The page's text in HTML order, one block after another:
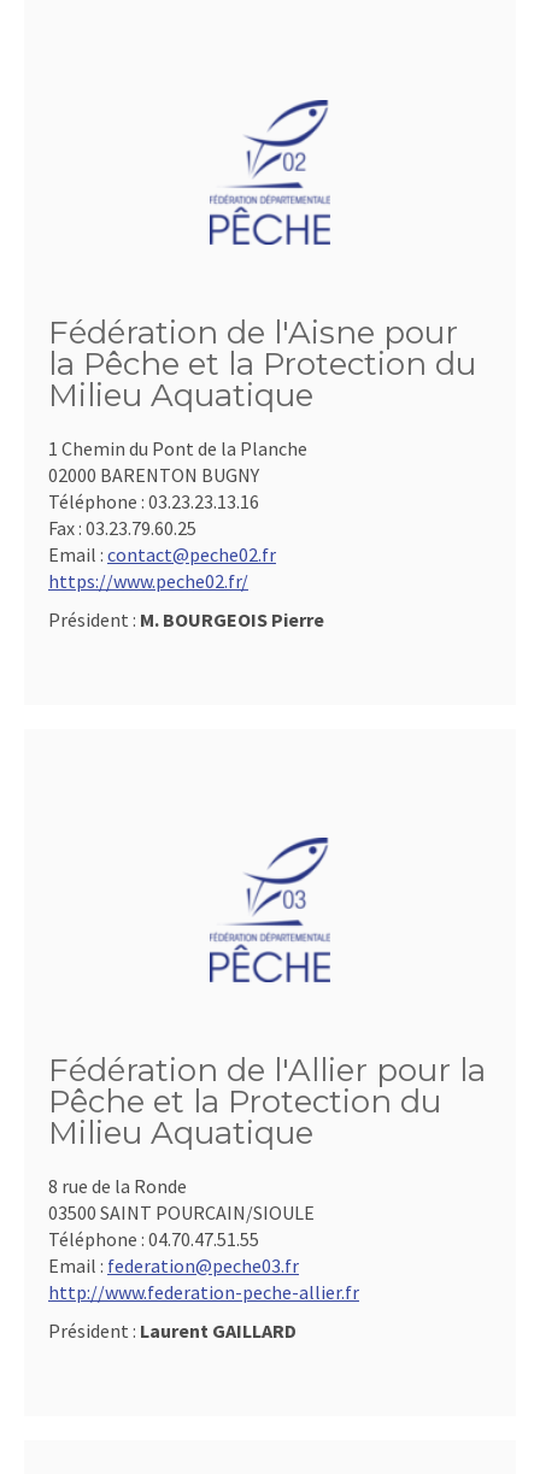
Fédération de l'Aisne pour
la Pêche et la Protection du
Milieu Aquatique
1 Chemin du Pont de la Planche
02000 BARENTON BUGNY
Téléphone : 03.23.23.13.16
Fax : 03.23.79.60.25
Email : contact@peche02.fr
https://www.peche02.fr/
Président : M. BOURGEOIS Pierre
Fédération de l'Allier pour la
Pêche et la Protection du
Milieu Aquatique
8 rue de la Ronde
03500 SAINT POURCAIN/SIOULE
Téléphone : 04.70.47.51.55
Email : federation@peche03.fr
http://www.federation-peche-allier.fr
Président : Laurent GAILLARD